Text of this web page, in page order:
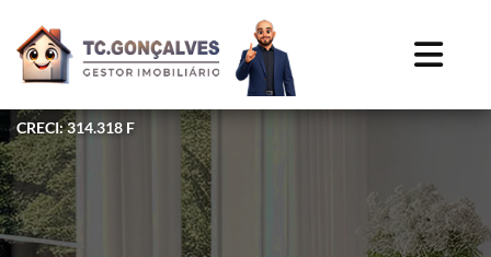
CRECI: 314.318 F